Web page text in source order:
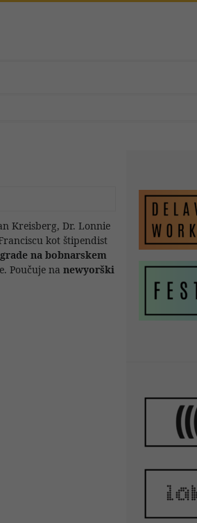
Kreisberg, Dr. Lonnie
kot štipendist
na bobnarskem
Poučuje na newyorški